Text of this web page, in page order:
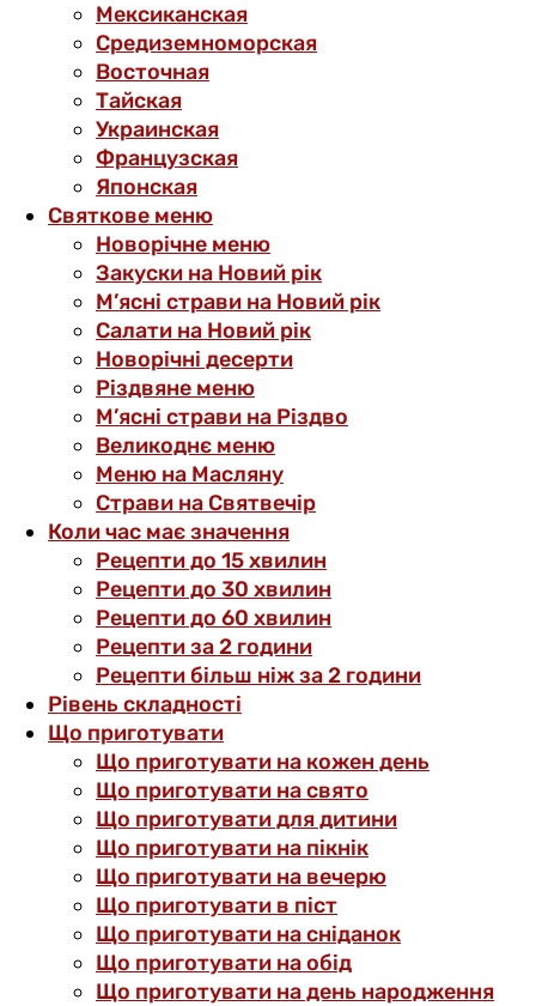
Мексиканская
Средиземноморская
Восточная
Тайская
Украинская
Французская
Японская
Святкове меню
Новорічне меню
Закуски на Новий рік
М’ясні страви на Новий рік
Салати на Новий рік
Новорічні десерти
Різдвяне меню
М’ясні страви на Різдво
Великоднє меню
Меню на Масляну
Страви на Святвечір
Коли час має значення
Рецепти до 15 хвилин
Рецепти до 30 хвилин
Рецепти до 60 хвилин
Рецепти за 2 години
Рецепти більш ніж за 2 години
Рівень складності
Що приготувати
Що приготувати на кожен день
Що приготувати на свято
Що приготувати для дитини
Що приготувати на пікнік
Що приготувати на вечерю
Що приготувати в піст
Що приготувати на сніданок
Що приготувати на обід
Що приготувати на день народження